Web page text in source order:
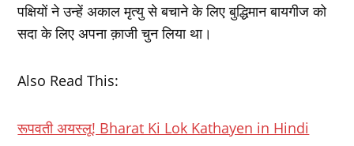
पक्षियों ने उन्‍हें अकाल मृत्‍यु से बचाने के लिए बुद्धिमान बायगीज को
सदा के लिए अपना क़ाजी चुन लिया था।
Also Read This:
रूपवती अयस्‍लू! Bharat Ki Lok Kathayen in Hindi